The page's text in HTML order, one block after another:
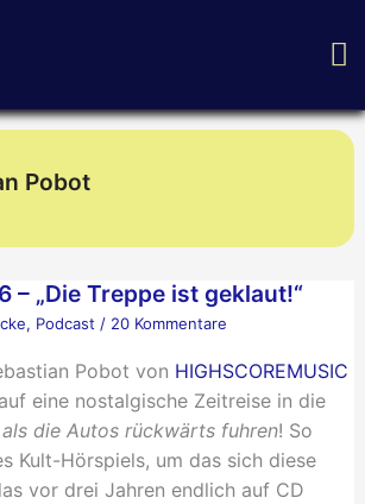
Pobot
– „Die Treppe ist geklaut!“
, Podcast / 20 Kommentare
Pobot von HIGHSCOREMUSIC
eine nostalgische Zeitreise in die
als die Autos rückwärts fuhren! So
Kult-Hörspiels, um das sich diese
vor drei Jahren endlich auf CD